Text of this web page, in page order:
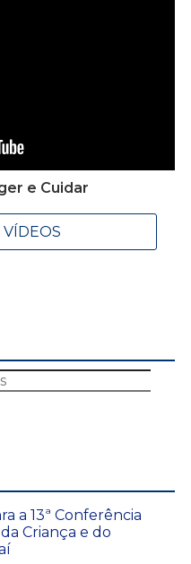
e Cuidar
a 13ª Conferência
Criança e do